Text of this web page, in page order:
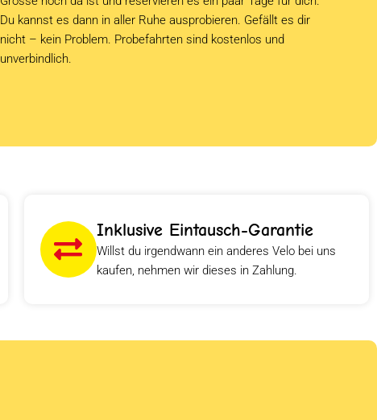
Du kannst es dann in aller Ruhe ausprobieren. Gefällt es dir
nicht – kein Problem. Probefahrten sind kostenlos und
unverbindlich.
Inklusive Eintausch-Garantie
Willst du irgendwann ein anderes Velo bei uns
kaufen, nehmen wir dieses in Zahlung.